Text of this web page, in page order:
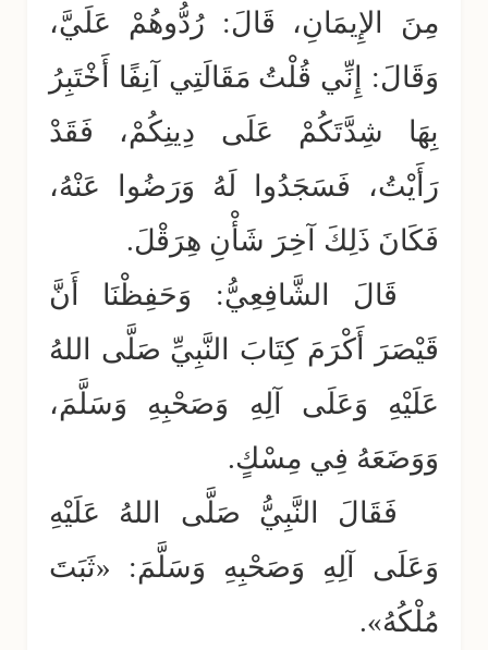
مِنَ الإِيمَانِ، قَالَ: رُدُّوهُمْ عَلَيَّ،
وَقَالَ: إِنِّي قُلْتُ مَقَالَتِي آنِفًا أَخْتَبِرُ
بِهَا شِدَّتَكُمْ عَلَى دِينِكُمْ، فَقَدْ
رَأَيْتُ، فَسَجَدُوا لَهُ وَرَضُوا عَنْهُ،
فَكَانَ ذَلِكَ آخِرَ شَأْنِ هِرَقْلَ.
قَالَ الشَّافِعِيُّ: وَحَفِظْنَا أَنَّ
قَيْصَرَ أَكْرَمَ كِتَابَ النَّبِيِّ صَلَّى اللهُ
عَلَيْهِ وَعَلَى آلِهِ وَصَحْبِهِ وَسَلَّمَ،
وَوَضَعَهُ فِي مِسْكٍ.
فَقَالَ النَّبِيُّ صَلَّى اللهُ عَلَيْهِ
وَعَلَى آلِهِ وَصَحْبِهِ وَسَلَّمَ: «ثَبَتَ
مُلْكُهُ».